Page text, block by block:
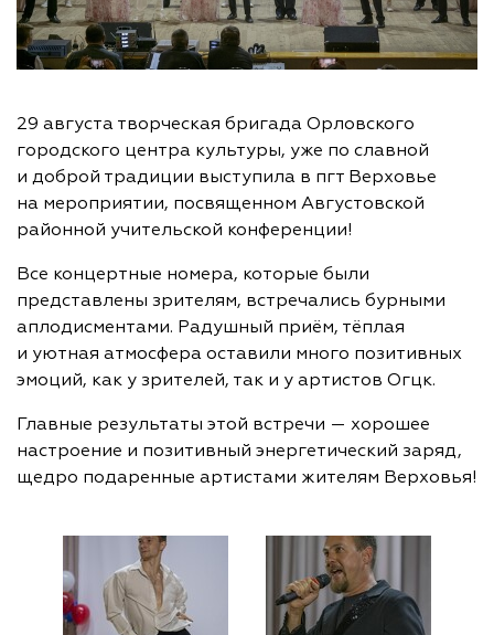
29 августа творческая бригада Орловского
городского центра культуры, уже по славной
и доброй традиции выступила в пгт Верховье
на мероприятии, посвященном Августовской
районной учительской конференции!
Все концертные номера, которые были
представлены зрителям, встречались бурными
аплодисментами. Радушный приём, тёплая
и уютная атмосфера оставили много позитивных
эмоций, как у зрителей, так и у артистов Огцк.
Главные результаты этой встречи — хорошее
настроение и позитивный энергетический заряд,
щедро подаренные артистами жителям Верховья!